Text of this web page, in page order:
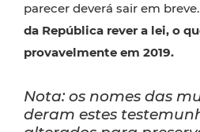
parecer deverá sair em breve.
da República rever a lei, o
provavelmente em 2019.
Nota: os nomes das
deram estes